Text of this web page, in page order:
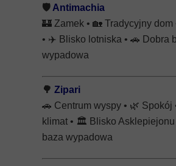
🛡️ Antimachia
🏰 Zamek • 🏡 Tradycyjny dom
• ✈️ Blisko lotniska • 🚗 Dobra
wypadowa
🌳 Zipari
🚗 Centrum wyspy • 🌿 Spokój
klimat • 🏛️ Blisko Asklepiejonu
baza wypadowa